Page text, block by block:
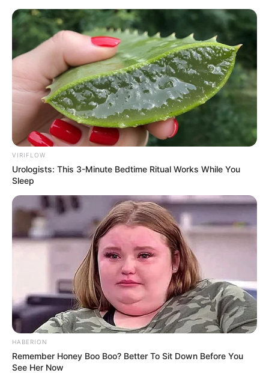
These Actors Didn't Want To Share The Spotlight
BRAINBERRIES
The Best Tarantino Movie Yet
VIRIFLOW
Urologists: This 3-Minute Bedtime Ritual Works While You
Sleep
HABERION
Remember Honey Boo Boo? Better To Sit Down Before You
See Her Now